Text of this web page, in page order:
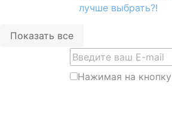
лучше выбрать?!
Показать все
Нажимая на